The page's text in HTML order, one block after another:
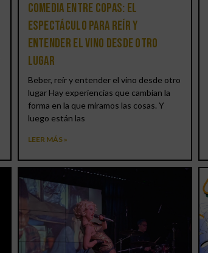
comedia entre copas: el
espectáculo para reír y
entender el vino desde otro
lugar
Beber, reír y entender el vino desde otro
lugar Hay experiencias que cambian la
forma en la que miramos las cosas. Y
luego están las
LEER MÁS »